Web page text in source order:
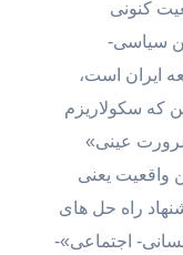
کنونی
سیاسی-
ایران است،
که سکولاریزم
عینی»
واقعیت یعنی
راه حل های
اجتماعی»-